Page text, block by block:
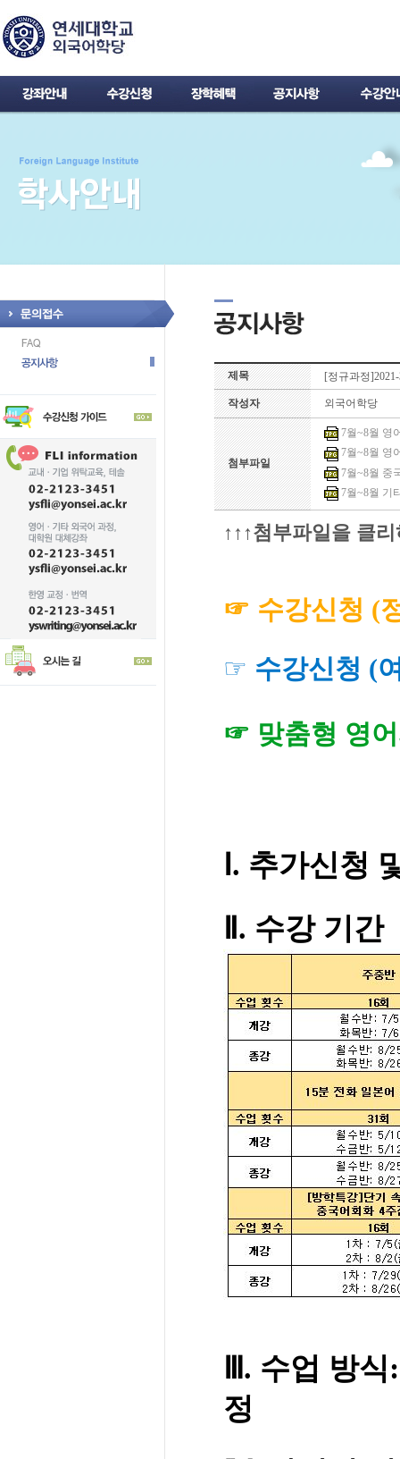
제목 [정규과정
작성자 외국어학당
첨부파일
7월~8월 영
7월~8월 영
7월~8월 중
7월~8월 기
↑↑↑첨부파일을 클
☞ 수강신청 (
☞ 수강신청 (
☞ 맞춤형 영
Ⅰ. 추가신청
Ⅱ. 수강 기간
Ⅲ. 수업 방식
정